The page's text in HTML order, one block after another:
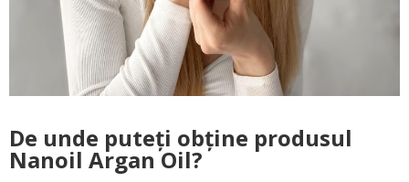
De unde puteți obține produsul
Nanoil Argan Oil?